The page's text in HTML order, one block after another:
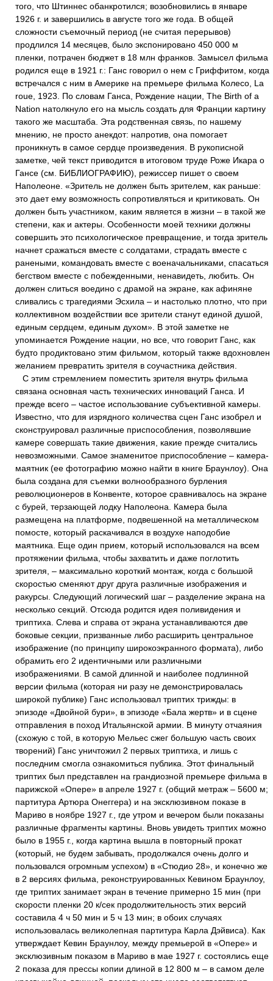
того, что Штиннес обанкротился; возобновились в январе
1926 г. и завершились в августе того же года. В общей
сложности съемочный период (не считая перерывов)
продлился 14 месяцев, было экспонировано 450 000 м
пленки, потрачен бюджет в 18 млн франков. Замысел фильма
родился еще в 1921 г.: Ганс говорил о нем с Гриффитом, когда
встречался с ним в Америке на премьере фильма Колесо, La
roue, 1923. По словам Ганса, Рождение нации, The Birth of a
Nation натолкнуло его на мысль создать для Франции картину
такого же масштаба. Эта родственная связь, по нашему
мнению, не просто анекдот: напротив, она помогает
проникнуть в самое сердце произведения. В рукописной
заметке, чей текст приводится в итоговом труде Роже Икара о
Гансе (см. БИБЛИОГРАФИЮ), режиссер пишет о своем
Наполеоне. «Зритель не должен быть зрителем, как раньше:
это дает ему возможность сопротивляться и критиковать. Он
должен быть участником, каким является в жизни – в такой же
степени, как и актеры. Особенности моей техники должны
совершить это психологическое превращение, и тогда зритель
начнет сражаться вместе с солдатами, страдать вместе с
ранеными, командовать вместе с военачальниками, спасаться
бегством вместе с побежденными, ненавидеть, любить. Он
должен слиться воедино с драмой на экране, как афиняне
сливались с трагедиями Эсхила – и настолько плотно, что при
коллективном воздействии все зрители станут единой душой,
единым сердцем, единым духом». В этой заметке не
упоминается Рождение нации, но все, что говорит Ганс, как
будто продиктовано этим фильмом, который также вдохновлен
желанием превратить зрителя в соучастника действия.
С этим стремлением поместить зрителя внутрь фильма
связана основная часть технических инноваций Ганса. И
прежде всего – частое использование субъективной камеры.
Известно, что для изрядного количества сцен Ганс изобрел и
сконструировал различные приспособления, позволявшие
камере совершать такие движения, какие прежде считались
невозможными. Самое знаменитое приспособление – камера-
маятник (ее фотографию можно найти в книге Браунлоу). Она
была создана для съемки волнообразного бурления
революционеров в Конвенте, которое сравнивалось на экране
с бурей, терзающей лодку Наполеона. Камера была
размещена на платформе, подвешенной на металлическом
помосте, который раскачивался в воздухе наподобие
маятника. Еще один прием, который использовался на всем
протяжении фильма, чтобы захватить и даже поглотить
зрителя, – максимально короткий монтаж, когда с большой
скоростью сменяют друг друга различные изображения и
ракурсы. Следующий логический шаг – разделение экрана на
несколько секций. Отсюда родится идея поливидения и
триптиха. Слева и справа от экрана устанавливаются две
боковые секции, призванные либо расширить центральное
изображение (по принципу широкоэкранного формата), либо
обрамить его 2 идентичными или различными
изображениями. В самой длинной и наиболее подлинной
версии фильма (которая ни разу не демонстрировалась
широкой публике) Ганс использовал триптих трижды: в
эпизоде «Двойной бури», в эпизоде «Бала жертв» и в сцене
отправления в поход Итальянской армии. В минуту отчаяния
(схожую с той, в которую Мельес сжег большую часть своих
творений) Ганс уничтожил 2 первых триптиха, и лишь с
последним смогла ознакомиться публика. Этот финальный
триптих был представлен на грандиозной премьере фильма в
парижской «Опере» в апреле 1927 г. (общий метраж – 5600 м;
партитура Артюра Онеггера) и на эксклюзивном показе в
Мариво в ноябре 1927 г., где утром и вечером были показаны
различные фрагменты картины. Вновь увидеть триптих можно
было в 1955 г., когда картина вышла в повторный прокат
(который, не будем забывать, продолжался очень долго и
пользовался огромным успехом) в «Стюдио 28», и конечно же
в 2 версиях фильма, реконструированных Кевином Браунлоу,
где триптих занимает экран в течение примерно 15 мин (при
скорости пленки 20 к/сек продолжительность этих версий
составила 4 ч 50 мин и 5 ч 13 мин; в обоих случаях
использовалась великолепная партитура Карла Дэйвиса). Как
утверждает Кевин Браунлоу, между премьерой в «Опере» и
эксклюзивным показом в Мариво в мае 1927 г. состоялись еще
2 показа для прессы копии длиной в 12 800 м – в самом деле